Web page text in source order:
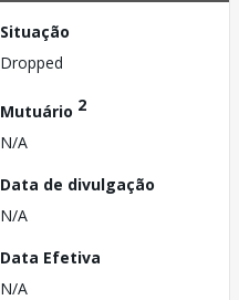
Situação
Dropped
Mutuário 2
N/A
Data de divulgação
N/A
Data Efetiva
N/A